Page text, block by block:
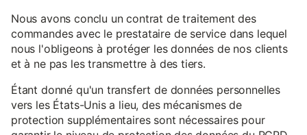
Nous avons conclu un contrat de traitement des
commandes avec le prestataire de service dans lequel
nous l'obligeons à protéger les données de nos clients
et à ne pas les transmettre à des tiers.
Étant donné qu'un transfert de données personnelles
vers les États-Unis a lieu, des mécanismes de
protection supplémentaires sont nécessaires pour